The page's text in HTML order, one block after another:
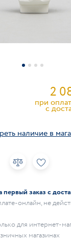
2
при
c
наличие в
первый заказ с
онлайн, не
для интернет-
магазинах